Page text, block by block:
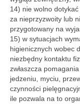
14) nie wolno
za nieprzyzwoity lub
przygotowany na
15) w sytuacjach
higienicznych wobec
niezbędny kontaktu
zwłaszcza
jedzeniu, myciu,
czynności
ile pozwala na to